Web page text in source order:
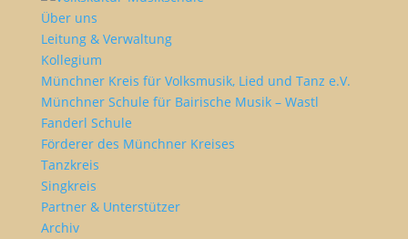
Über uns
Leitung & Verwaltung
Kollegium
Münchner Kreis für Volksmusik, Lied und Tanz e.V.
Münchner Schule für Bairische Musik – Wastl
Fanderl Schule
Förderer des Münchner Kreises
Tanzkreis
Singkreis
Partner & Unterstützer
Archiv